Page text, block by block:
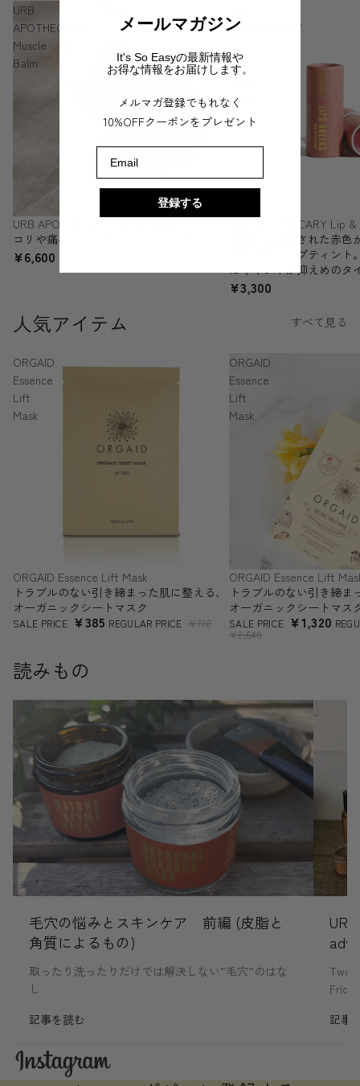
URB
APOTHECARY
Muscle
Balm
URB APOTHECARY Muscle Balm
コリや痛みに、スティックタイプのバーム
¥6,600
APOTHECARY
&
Cheek
Balm
URB APOTHECARY Lip
植物から抽出された赤
タイプのリップティン
にくくツヤが抑えめのタ
¥3,300
人気アイテム すべて見る
ORGAID
Essence
Lift
Mask
SALE
ORGAID Essence Lift Mask
トラブルのない引き締まった肌に整える、
オーガニックシートマスク
SALE PRICE ¥385 REGULAR PRICE ¥770
ORGAID
Essence
Lift
Mask
SALE
ORGAID Essence Lift
トラブルのない引き締ま
オーガニックシートマス
SALE PRICE ¥1,320
¥2,640
読みもの
毛穴の悩みとスキンケア 前編 (皮脂と
角質によるもの)
取ったり洗ったりだけでは解決しない”毛穴”のはな
し
記事を読む
Two
記事
メールマガジン
It's So Easyの最新情報や
お得な情報をお届けします。
メルマガ登録でもれなく
10%OFFクーポンをプレゼント
登録する